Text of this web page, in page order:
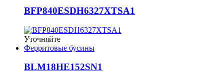
BFP840ESDH6327XTSA1
Уточняйте
Ферритовые бусины
BLM18HE152SN1